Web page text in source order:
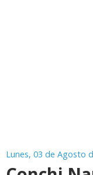
Lunes, 03 de Agosto